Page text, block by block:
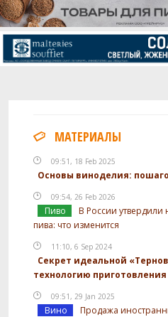
МАТЕРИАЛЫ
09:51, 18 Feb 2025
Основы виноделия:
09:54, 26 Feb 2026
Пиво
В России утвердили
пива: что изменится
11:10, 6 Sep 2024
Секрет идеальной
технологию приготовления
09:51, 29 Jan 2025
Вино
Продажа